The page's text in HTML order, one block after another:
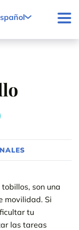
son una
movilidad. Si
tu
las tareas